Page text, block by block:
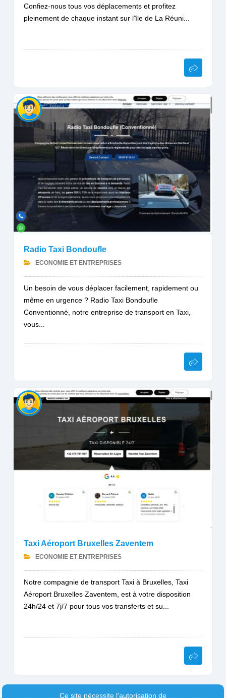
Confiez-nous tous vos déplacements et profitez
pleinement de chaque instant sur l’île de La Réuni...
Radio Taxi Bondoufle
ECONOMIE ET ENTREPRISES
Un besoin de vous déplacer facilement, rapidement ou
même en urgence ? Radio Taxi Bondoufle
Conventionné, notre entreprise de transport en Taxi,
vous...
Taxi Aéroport Bruxelles Zaventem
ECONOMIE ET ENTREPRISES
Notre compagnie de transport Taxi à Bruxelles, Taxi
Aéroport Bruxelles Zaventem, est à votre disposition
24h/24 et 7j/7 pour tous vos transferts et su...
Ce site nécessite l'autorisation de